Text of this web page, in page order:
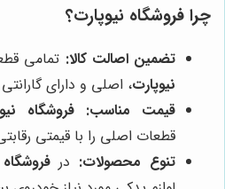
چرا فروشگاه نیوپارت؟
تضمین اصالت کالا: تمامی
نیوپارت، اصلی و دارای
قیمت مناسب: فروشگاه
قطعات اصلی را با قیمتی
تنوع محصولات: در